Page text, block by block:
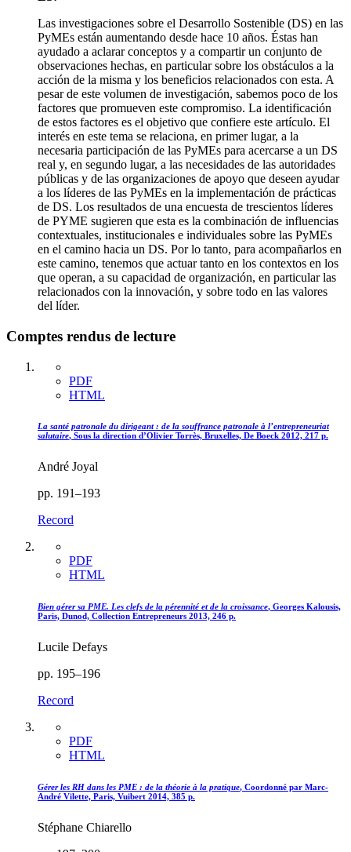
Las investigaciones sobre el Desarrollo Sostenible (DS) en las
PyMEs están aumentando desde hace 10 años. Éstas han
ayudado a aclarar conceptos y a compartir un conjunto de
observaciones hechas, en particular sobre los obstáculos a la
acción de la misma y los beneficios relacionados con esta. A
pesar de este volumen de investigación, sabemos poco de los
factores que promueven este compromiso. La identificación
de estos factores es el objetivo que confiere este artículo. El
interés en este tema se relaciona, en primer lugar, a la
necesaria participación de las PyMEs para acercarse a un DS
real y, en segundo lugar, a las necesidades de las autoridades
públicas y de las organizaciones de apoyo que deseen ayudar
a los líderes de las PyMEs en la implementación de prácticas
de DS. Los resultados de una encuesta de trescientos líderes
de PYME sugieren que esta es la combinación de influencias
contextuales, institucionales e individuales sobre las PyMEs
en el camino hacia un DS. Por lo tanto, para acompañarlos en
este camino, tenemos que actuar tanto en los contextos en los
que operan, a su capacidad de organización, en particular las
relacionados con la innovación, y sobre todo en las valores
del líder.
Comptes rendus de lecture
PDF
HTML
La santé patronale du dirigeant : de la souffrance patronale à l’entrepreneuriat
salutaire, Sous la direction d’Olivier Torrès, Bruxelles, De Boeck 2012, 217 p.
André Joyal
pp. 191–193
Record
PDF
HTML
Bien gérer sa PME. Les clefs de la pérennité et de la croissance, Georges Kalousis,
Paris, Dunod, Collection Entrepreneurs 2013, 246 p.
Lucile Defays
pp. 195–196
Record
PDF
HTML
Gérer les RH dans les PME : de la théorie à la pratique, Coordonné par Marc-
André Vilette, Paris, Vuibert 2014, 385 p.
Stéphane Chiarello